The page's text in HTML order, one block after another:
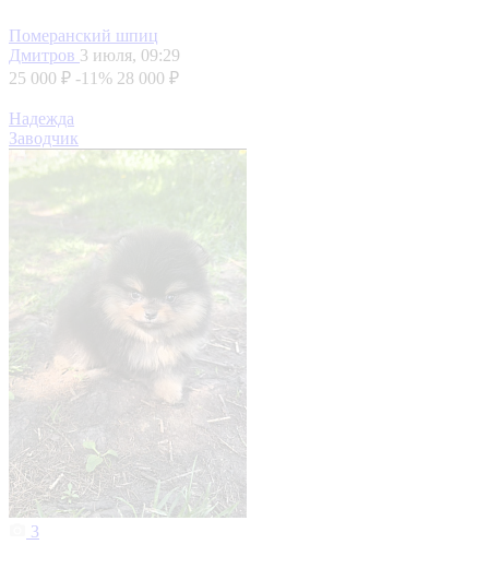
Померанский шпиц
Дмитров 3 июля, 09:29
25 000 ₽ -11% 28 000 ₽
Надежда
Заводчик
3